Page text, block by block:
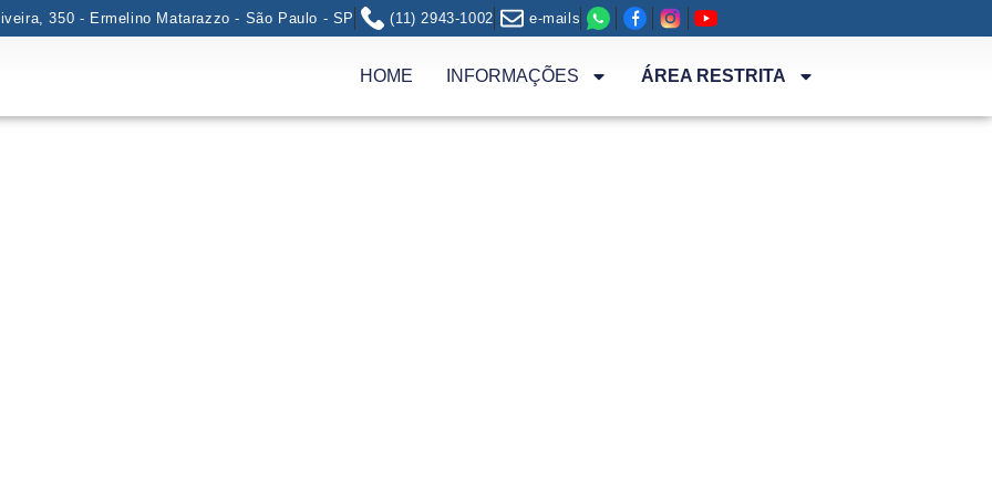
350 - Ermelino Matarazzo - São Paulo - SP (11) 2943-1002 e-mails
HOME INFORMAÇÕES ÁREA RESTRITA